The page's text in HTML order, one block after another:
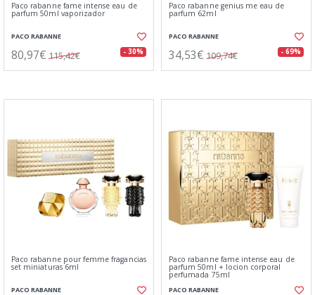
Paco rabanne fame intense eau de
parfum 50ml vaporizador
PACO RABANNE
80,97€ 115,42€ - 30%
Paco rabanne genius me eau de
parfum 62ml
PACO RABANNE
34,53€ 109,74€ - 69%
Paco rabanne pour femme fragancias
set miniaturas 6ml
PACO RABANNE
Paco rabanne fame intense eau de
parfum 50ml + locion corporal
perfumada 75ml
PACO RABANNE